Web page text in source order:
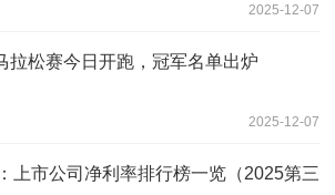
2025-12-07
拉松赛今日开跑，冠军名单出炉
2025-12-07
上市公司净利率排行榜一览（2025第三